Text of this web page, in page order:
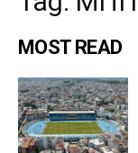
MOST READ